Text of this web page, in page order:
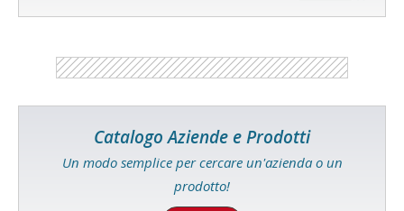
Catalogo Aziende e Prodotti
Un modo semplice per cercare un'azienda o un
prodotto!